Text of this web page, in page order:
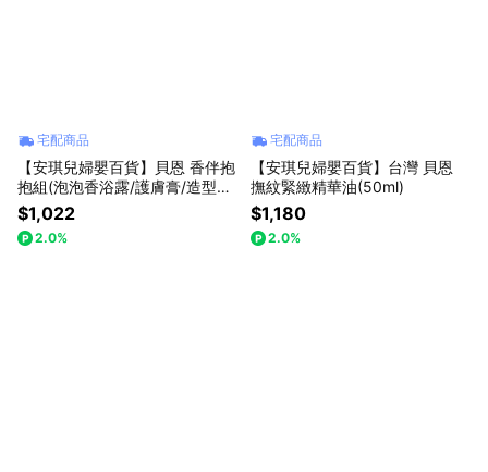
宅配商品
【安琪兒婦嬰百貨】貝恩 香伴抱
抱組(泡泡香浴露/護膚膏/造型手
搖鈴)
$1,022
2.0%
宅配商品
【安琪兒婦嬰百貨】台灣 貝恩
撫紋緊緻精華油(50ml)
$1,180
2.0%